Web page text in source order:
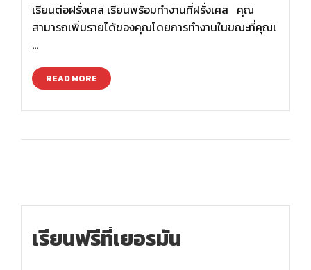
เรียนต่อฝรั่งเศส เรียนพร้อมทำงานที่ฝรั่งเศส คุณ
สามารถเพิ่มรายได้ของคุณโดยการทำงานในขณะที่คุณเ
…
READ MORE
เรียนฟรีที่เยอรมัน